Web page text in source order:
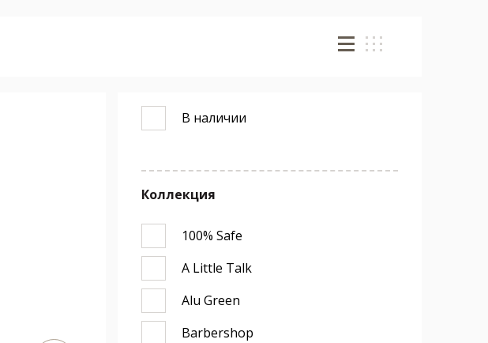
В наличии
Коллекция
100% Safe
A Little Talk
Alu Green
Barbershop